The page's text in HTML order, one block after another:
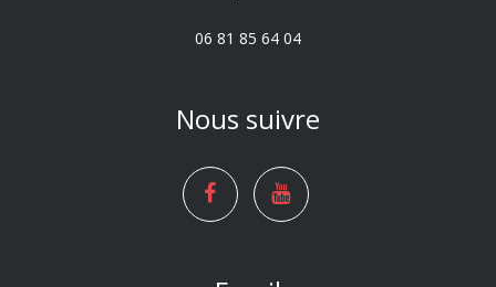
06 81 85 64 04
Nous suivre